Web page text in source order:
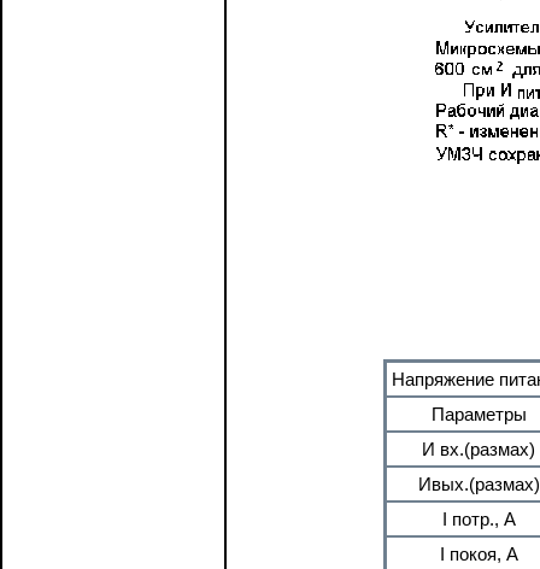
Напряжение
Параметры
И вх.(размах)
Ивых.(размах)
I потр., А
I покоя, А